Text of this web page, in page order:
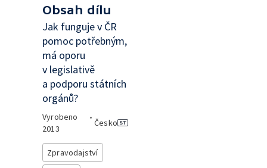
Obsah dílu
Jak funguje v ČR
pomoc potřebným,
má oporu
v legislativě
a podporu státních
orgánů?
Vyrobeno
2013
•
Česko
Zpravodajství